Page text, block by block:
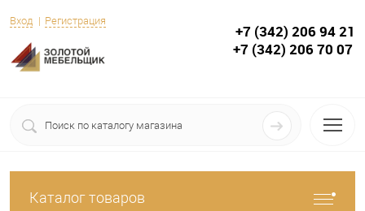
Вход Регистрация
+7 (342) 206 94 21
+7 (342) 206 70 07
Каталог товаров